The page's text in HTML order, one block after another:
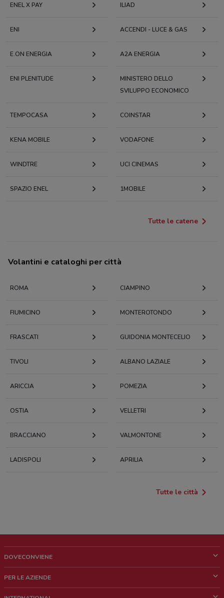
ENEL X PAY ILIAD
ENI ACCENDI - LUCE & GAS
E.ON ENERGIA A2A ENERGIA
ENI PLENITUDE
MINISTERO DELLO
SVILUPPO ECONOMICO
TEMPOCASA COINSTAR
KENA MOBILE VODAFONE
WINDTRE UCI CINEMAS
SPAZIO ENEL 1MOBILE
Tutte le catene
Volantini e cataloghi per città
ROMA CIAMPINO
FIUMICINO MONTEROTONDO
FRASCATI GUIDONIA MONTECELIO
TIVOLI ALBANO LAZIALE
ARICCIA POMEZIA
OSTIA VELLETRI
BRACCIANO VALMONTONE
LADISPOLI APRILIA
Tutte le città
DOVECONVIENE
Chi siamo
PER LE AZIENDE